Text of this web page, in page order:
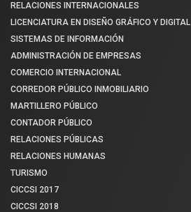
RELACIONES INTERNACIONALES
LICENCIATURA EN DISEÑO GRÁFICO Y DIGITAL
SISTEMAS DE INFORMACIÓN
ADMINISTRACIÓN DE EMPRESAS
COMERCIO INTERNACIONAL
CORREDOR PÚBLICO INMOBILIARIO
MARTILLERO PÚBLICO
CONTADOR PÚBLICO
RELACIONES PÚBLICAS
RELACIONES HUMANAS
TURISMO
CICCSI 2017
CICCSI 2018